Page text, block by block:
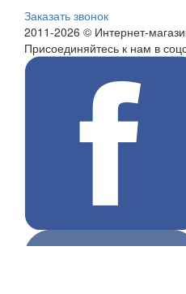
Заказать звонок
2011-2026 © Интернет-
Присоединяйтесь к нам в